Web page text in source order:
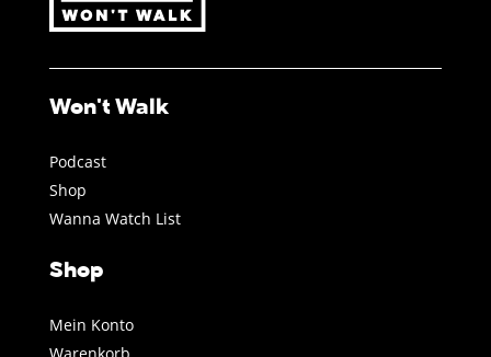
Won't Walk
Podcast
Shop
Wanna Watch List
Shop
Mein Konto